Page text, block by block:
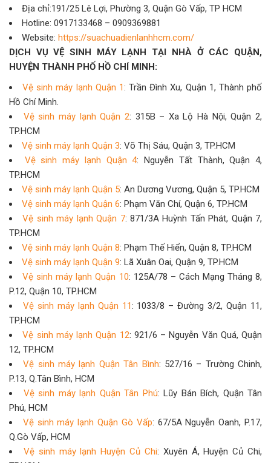
Địa chỉ:191/25 Lê Lợi, Phường 3, Quận Gò Vấp, TP HCM
Hotline: 0917133468 – 0909369881
Website: https://suachuadienlanhhcm.com/
DỊCH VỤ VỆ SINH MÁY LẠNH TẠI NHÀ Ở CÁC QUẬN,
HUYỆN THÀNH PHỐ HỒ CHÍ MINH:
Vệ sinh máy lạnh Quận 1: Trần Đình Xu, Quận 1, Thành phố
Hồ Chí Minh.
Vệ sinh máy lạnh Quận 2: 315B – Xa Lộ Hà Nội, Quận 2,
TP.HCM
Vệ sinh máy lạnh Quận 3: Võ Thị Sáu, Quận 3, TP.HCM
Vệ sinh máy lạnh Quận 4: Nguyễn Tất Thành, Quận 4,
TP.HCM
Vệ sinh máy lạnh Quận 5: An Dương Vương, Quận 5, TP.HCM
Vệ sinh máy lạnh Quận 6: Phạm Văn Chí, Quận 6, TP.HCM
Vệ sinh máy lạnh Quận 7: 871/3A Huỳnh Tấn Phát, Quận 7,
TP.HCM
Vệ sinh máy lạnh Quận 8: Phạm Thế Hiển, Quận 8, TP.HCM
Vệ sinh máy lạnh Quận 9: Lã Xuân Oai, Quận 9, TP.HCM
Vệ sinh máy lạnh Quận 10: 125A/78 – Cách Mạng Tháng 8,
P.12, Quận 10, TP.HCM
Vệ sinh máy lạnh Quận 11: 1033/8 – Đường 3/2, Quận 11,
TP.HCM
Vệ sinh máy lạnh Quận 12: 921/6 – Nguyễn Văn Quá, Quận
12, TP.HCM
Vệ sinh máy lạnh Quận Tân Bình: 527/16 – Trường Chinh,
P.13, Q.Tân Bình, HCM
Vệ sinh máy lạnh Quận Tân Phú: Lũy Bán Bích, Quận Tân
Phú, HCM
Vệ sinh máy lạnh Quận Gò Vấp: 67/5A Nguyễn Oanh, P.17,
Q.Gò Vấp, HCM
Vệ sinh máy lạnh Huyện Củ Chi: Xuyên Á, Huyện Củ Chi,